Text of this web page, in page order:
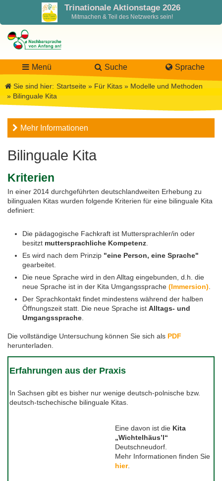
Trinationale Aktionstage 2026
Mitmachen & Teil des Netzwerks sein!
Menü Suche Sprache
Über LaNa
DPJW Zentralstelle
Kontakt
Aktuelles
Newsletter
Feste, Feiertage, Schulferien
Materialien
Wegweiser NiKiS
Serie Biedronka, Maus & Žába
Nachbarsprachkoffer
Wanderausstellung
Interreg SN-CZ 2021-2026
Interreg PLSN 2014-2020
Modellprojekte 2019/2020
Aktionstage
Mitwirkung anmelden
Informationen für Mitwirkende
Übersicht Mitwirkende
Aktionstage 2024
Tag der Nachbarsprachen 2023
Sie sind hier: Startseite » Für Kitas » Modelle und Methoden
» Bilinguale Kita
Mehr Informationen
Bilinguale Kita
Kriterien
In einer 2014 durchgeführten deutschlandweiten Erhebung zu
bilingualen Kitas wurden folgende Kriterien für eine bilinguale Kita
definiert:
Die pädagogische Fachkraft ist Muttersprachler/in oder
besitzt muttersprachliche Kompetenz
Es wird nach dem Prinzip "eine Person, eine Sprache"
gearbeitet.
Die neue Sprache wird in den Alltag eingebunden, d.h. die
neue Sprache ist in der Kita Umgangssprache (Immersion)
Der Sprachkontakt findet mindestens während der halben
Öffnungszeit statt. Die neue Sprache ist Alltags- und
Umgangssprache
Die vollständige Untersuchung können Sie sich als PDF
herunterladen.
Erfahrungen aus der Praxis
In Sachsen gibt es bisher nur wenige deutsch-polnische bzw.
deutsch-tschechische bilinguale Kitas.
Eine davon ist die Kita
„Wichtelhäus’l“
Deutschneudorf.
Mehr Informationen finden Sie
hier.